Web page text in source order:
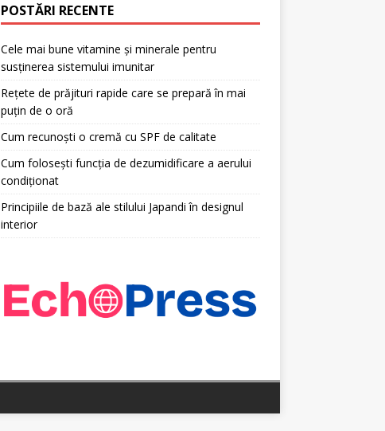
POSTĂRI RECENTE
Cele mai bune vitamine și minerale pentru
susținerea sistemului imunitar
Rețete de prăjituri rapide care se prepară în mai
puțin de o oră
Cum recunoști o cremă cu SPF de calitate
Cum folosești funcția de dezumidificare a aerului
condiționat
Principiile de bază ale stilului Japandi în designul
interior